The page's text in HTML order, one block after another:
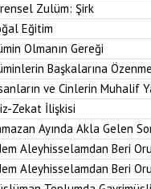
Zulüm: Şirk
Eğitim
Olmanın Gereği
Başkalarına
ve Cinlerin Muhalif
Zekat İlişkisi
Ayında Akla Gelen
Aleyhisselamdan Beri
Aleyhisselamdan Beri